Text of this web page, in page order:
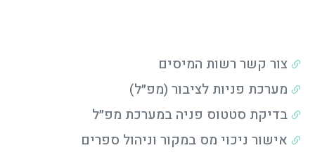
צור קשר רשות המיסים
מערכת פניות לציבור (מפ״ל)
בדיקת סטטוס פניה במערכת מפ״ל
אישור ניכוי מס במקור וניהול ספרים